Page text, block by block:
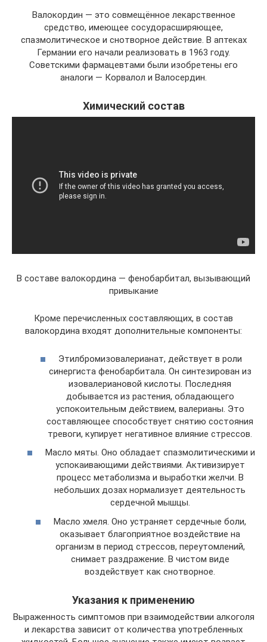
Валокордин — это совмещённое лекарственное
средство, имеющее сосудорасширяющее,
спазмолитическое и снотворное действие. В аптеках
Германии его начали реализовать в 1963 году.
Советскими фармацевтами были изобретены его
аналоги — Корвалол и Валосердин.
Химический состав
В составе валокордина — фенобарбитал, вызывающий
привыкание
Кроме перечисленных составляющих, в состав
валокордина входят дополнительные компоненты:
Этилбромизовалерианат, действует в роли
синергиста фенобарбитала. Он синтезирован из
изовалериановой кислоты. Последняя
добывается из растения, обладающего
успокоительным действием, валерианы. Это
составляющее способствует снятию состояния
тревоги, купирует негативное влияние стрессов.
Масло мяты. Оно обладает спазмолитическими и
успокаивающими действиями. Активизирует
процесс метаболизма и выработки желчи. В
небольших дозах нормализует деятельность
сердечной мышцы.
Масло хмеля. Оно устраняет сердечные боли,
оказывает благоприятное воздействие на
организм в период стрессов, переутомлений,
снимает раздражение. В чистом виде
воздействует как снотворное.
Указания к применению
Выраженность симптомов при взаимодействии алкоголя
и лекарства зависит от количества употребленных